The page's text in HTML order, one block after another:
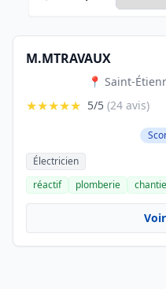
M.MTRAVAUX
📍 Saint-
★★★★★ 5/5 (24 avis)
Électricien
réactif
plomberie